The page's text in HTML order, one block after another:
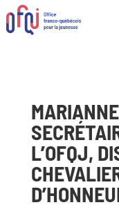
L’OFQJ,